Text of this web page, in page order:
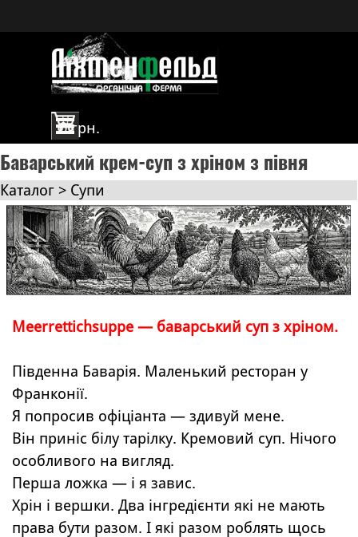
Пропустити меню
0 грн.
Баварський крем-суп з хріном з півня
Каталог > Супи
Meerrettichsuppe — баварський суп з хріном.
Південна Баварія. Маленький ресторан у
Франконії.
Я попросив офіціанта — здивуй мене.
Він приніс білу тарілку. Кремовий суп. Нічого
особливого на вигляд.
Перша ложка — і я завис.
Хрін і вершки. Два інгредієнти які не мають
права бути разом. І які разом роблять щось